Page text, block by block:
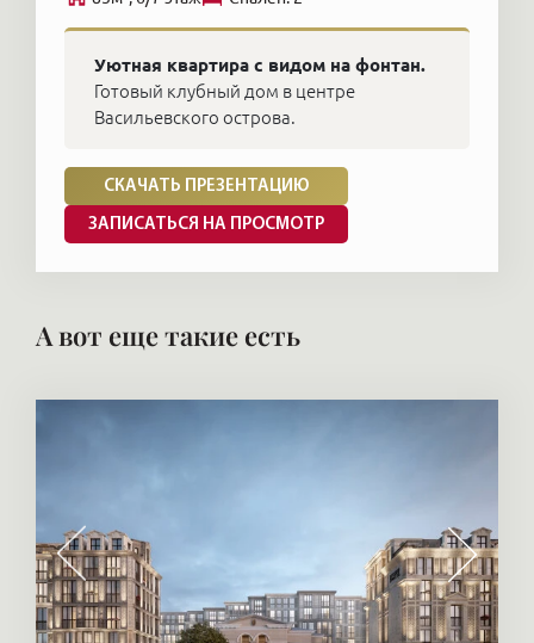
Уютная квартира с видом на фонтан.
Готовый клубный дом в центре
Васильевского острова.
СКАЧАТЬ ПРЕЗЕНТАЦИЮ
ЗАПИСАТЬСЯ НА ПРОСМОТР
А вот еще такие есть